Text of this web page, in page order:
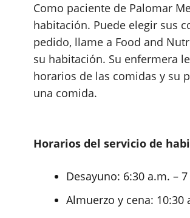
Como paciente de Palomar
habitación. Puede elegir sus
pedido, llame a Food and
su habitación. Su enfermera
horarios de las comidas y su
una comida.
Horarios del servicio de
Desayuno: 6:30 a.m. –
Almuerzo y cena: 10:30